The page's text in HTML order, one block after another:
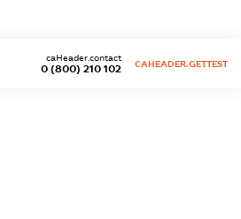
0 (800) 210 102
caHeader.contact
CAHEADER.GETTEST